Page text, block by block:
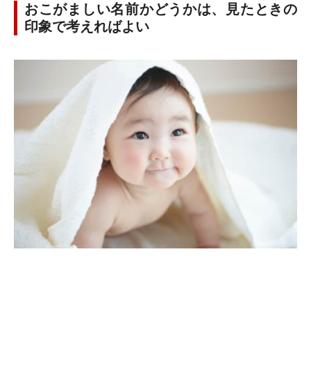
おこがましい名前かどうかは、見たときの
印象で考えればよい